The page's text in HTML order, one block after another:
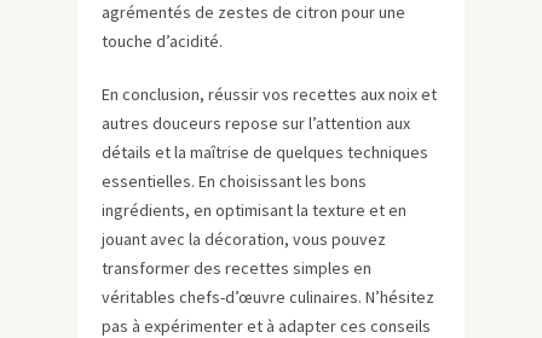
agrémentés de zestes de citron pour une
touche d’acidité.
En conclusion, réussir vos recettes aux noix et
autres douceurs repose sur l’attention aux
détails et la maîtrise de quelques techniques
essentielles. En choisissant les bons
ingrédients, en optimisant la texture et en
jouant avec la décoration, vous pouvez
transformer des recettes simples en
véritables chefs-d’œuvre culinaires. N’hésitez
pas à expérimenter et à adapter ces conseils